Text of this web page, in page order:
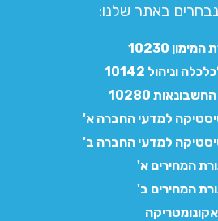
באתר שלנו:​
10230
וניהול 10142
10280
למדעי החברה א'
למדעי החברה ב'
המחירים א'
המחירים ב'
אקונומטריקה